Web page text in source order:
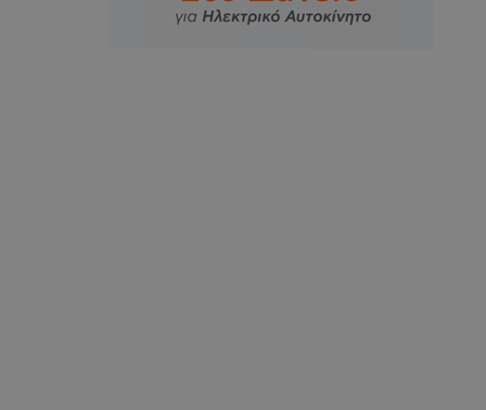
και τη
cookies.
σύμφωνα με τον
των
από το
με τον τρόπο
χρήστης